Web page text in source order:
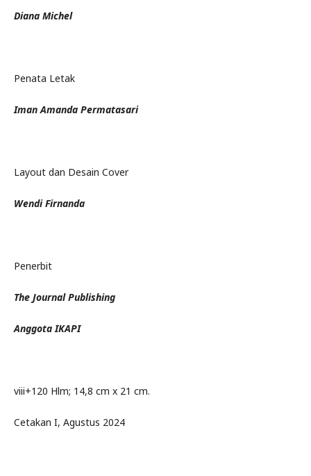
Diana Michel
Penata Letak
Iman Amanda Permatasari
Layout dan Desain Cover
Wendi Firnanda
Penerbit
The Journal Publishing
Anggota IKAPI
viii+120 Hlm; 14,8 cm x 21 cm.
Cetakan I, Agustus 2024